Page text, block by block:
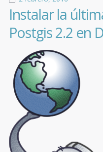
Instalar la
Postgis 2.2 en